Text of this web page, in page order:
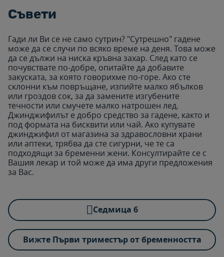
Съвети
Гади ли Ви се не само сутрин? "Сутрешно" гадене
може да се случи по всяко време на деня. Това може
да се дължи на ниска кръвна захар. След като се
почувствате по-добре, опитайте да добавите
закуската, за която говорихме по-горе. Ако сте
склонни към повръщане, изпийте малко ябълков
или гроздов сок, за да замените изгубените
течности или смучете малко натрошен лед.
Джинджифилът е добро средство за гадене, както и
под формата на бисквити или чай. Ако купувате
джинджифил от магазина за здравословни храни
или аптеки, трябва да сте сигурни, че те са
подходящи за бременни жени. Консултирайте се с
Вашия лекар и той може да има други предложения
за Вас.
Cедмица 6
Вижте Първи триместър от бременността